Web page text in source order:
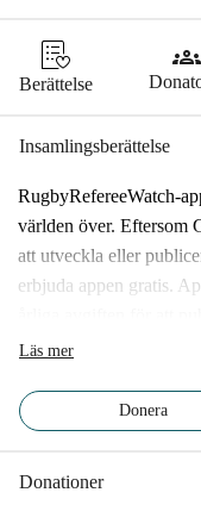
Berättelse
groups
Insamlingsberättelse
RugbyRefereeWatch-
världen över. Eftersom
att utveckla eller
erbjuda appen gratis.
och jag kommer att
kunna samla in pengar
expandera appen till
arbete för vår vackra
Läs mer
Donera
Donationer